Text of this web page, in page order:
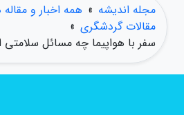
مجله اندیشه » همه اخبار و مقاله
مقالات گردشگری »
سفر با هواپیما چه مسائل سلامتی